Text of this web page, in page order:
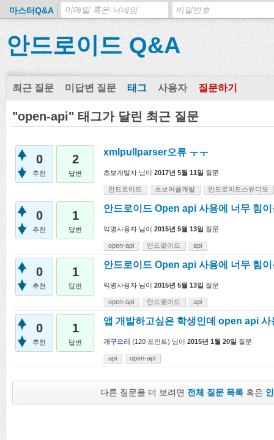
마스터Q&A
안드로이드 Q&A
최근 질문 미답변 질문 태그 사용자 질문하기
"open-api" 태그가 달린 최근 질문
0
추천
2
답변
xmlpullparser오류 ㅜㅜ
초보개발자 님이 2017년 5월 11일 질문
안드로이드 초보어플개발 안드로이드스튜디오
0
추천
1
답변
안드로이드 Open api 사용에 너무 힘
익명사용자 님이 2015년 5월 13일 질문
open-api 안드로이드 api
0
추천
1
답변
안드로이드 Open api 사용에 너무 힘
익명사용자 님이 2015년 5월 13일 질문
open-api 안드로이드 api
0
추천
1
답변
앱 개발하고싶은 학생인데 open api
개구으리 (120 포인트) 님이 2015년 1월 20일 질문
api open-api
다른 질문을 더 보려면 전체 질문 목록 혹은